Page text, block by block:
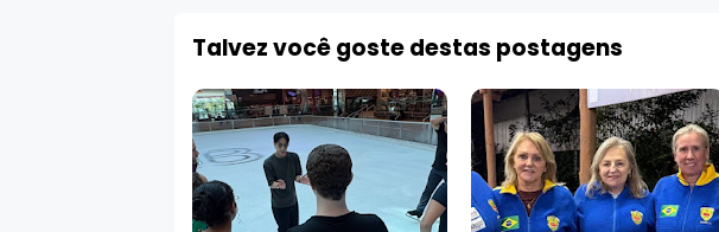
Talvez você goste destas postagens